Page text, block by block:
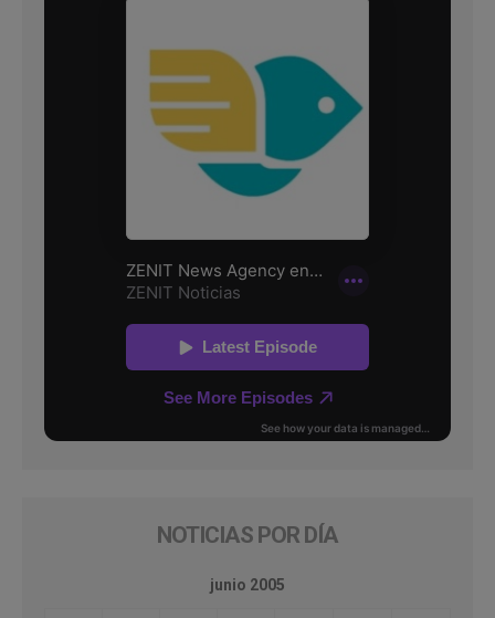
NOTICIAS POR DÍA
junio 2005